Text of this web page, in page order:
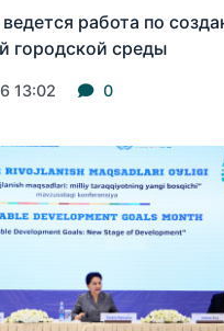
работа по
городской среды
13:02 0